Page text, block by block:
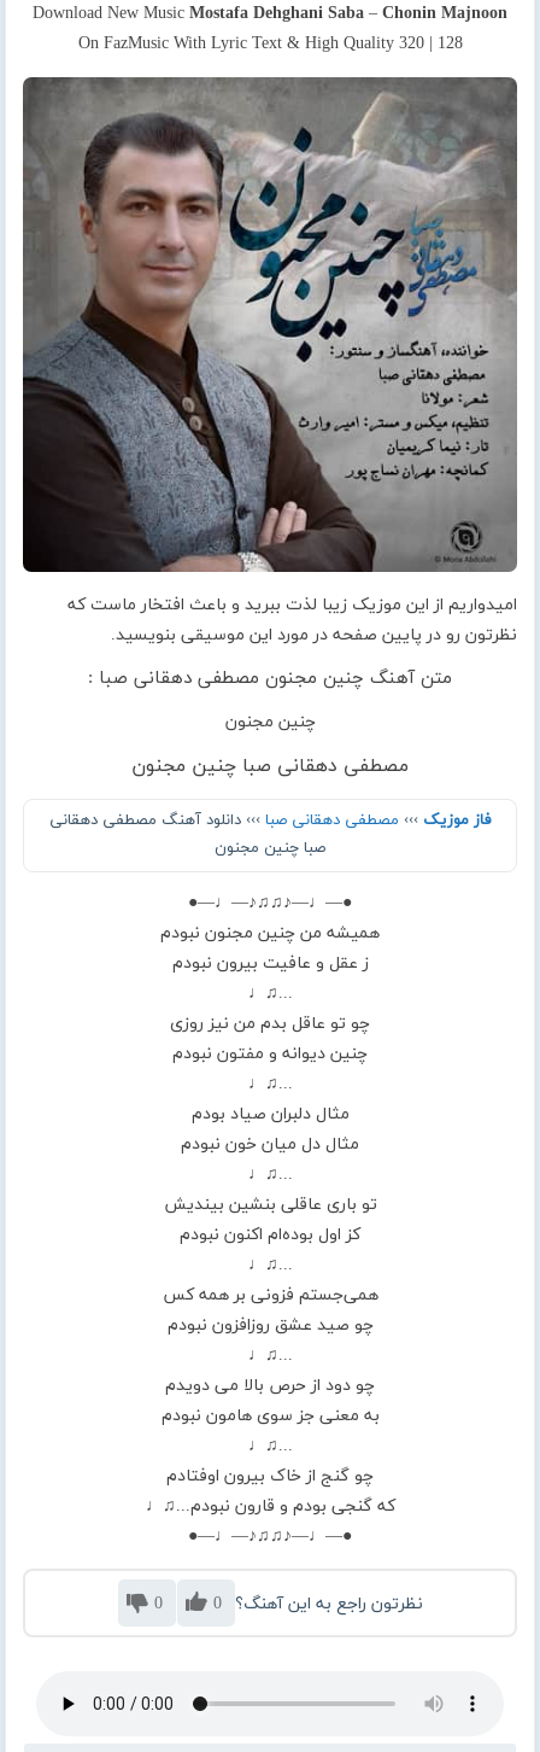
Download New Music Mostafa Dehghani Saba – Chonin Majnoon
On FazMusic With Lyric Text & High Quality 320 | 128
امیدواریم از این موزیک زیبا لذت ببرید و باعث افتخار ماست که
نظرتون رو در پایین صفحه در مورد این موسیقی بنویسید.
متن آهنگ چنین مجنون مصطفی دهقانی صبا :
چنین مجنون
مصطفی دهقانی صبا چنین مجنون
فاز موزیک ››› مصطفی دهقانی صبا ››› دانلود آهنگ مصطفی دهقانی
صبا چنین مجنون
●—♩—♪♫♫♪—♩—●
همیشه من چنین مجنون نبودم
ز عقل و عافیت بیرون نبودم
...♫♩
چو تو عاقل بدم من نیز روزی
چنین دیوانه و مفتون نبودم
...♫♩
مثال دلبران صیاد بودم
مثال دل میان خون نبودم
...♫♩
تو باری عاقلی بنشین بیندیش
کز اول بوده‌ام اکنون نبودم
...♫♩
همی‌جستم فزونی بر همه کس
چو صید عشق روزافزون نبودم
...♫♩
چو دود از حرص بالا می دویدم
به معنی جز سوی هامون نبودم
...♫♩
چو گنج از خاک بیرون اوفتادم
که گنجی بودم و قارون نبودم...♫♩
●—♩—♪♫♫♪—♩—●
نظرتون راجع به این آهنگ؟ 0
0